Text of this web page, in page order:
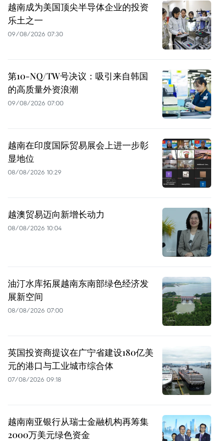
越南成为美国顶尖半导体企业的投资
乐土之一
09/08/2026 07:30
第10-NQ/TW号决议：吸引来自韩国
的高质量外资浪潮
09/08/2026 07:00
越南在印度国际贸易展会上进一步彰
显地位
08/08/2026 10:29
越澳贸易迈向新增长动力
08/08/2026 10:04
油汀水库拓展越南东南部绿色经济发
展新空间
08/08/2026 07:00
英国投资商提议在广宁省建设180亿美
元的港口与工业城市综合体
07/08/2026 09:18
越南南亚银行从瑞士金融机构再筹集
2000万美元绿色资金